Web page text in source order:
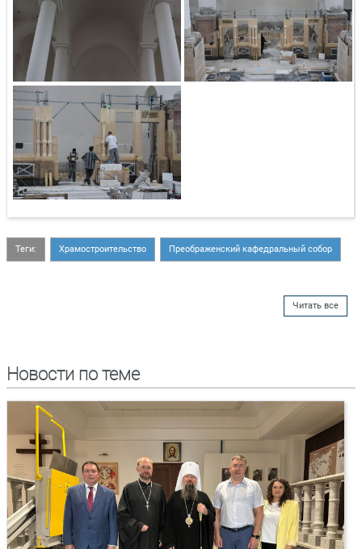
Теги: Храмостроительство Преображенский кафедральный собор
Читать все
Новости по теме